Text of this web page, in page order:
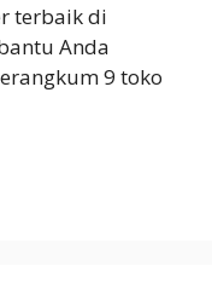
terbaik di
Anda
9 toko